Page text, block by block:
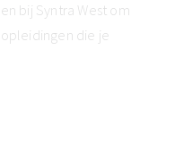
bij Syntra West om
die je